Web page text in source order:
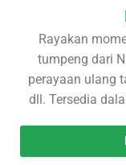
Rayakan
tumpeng dari
perayaan ulang
dll. Tersedia